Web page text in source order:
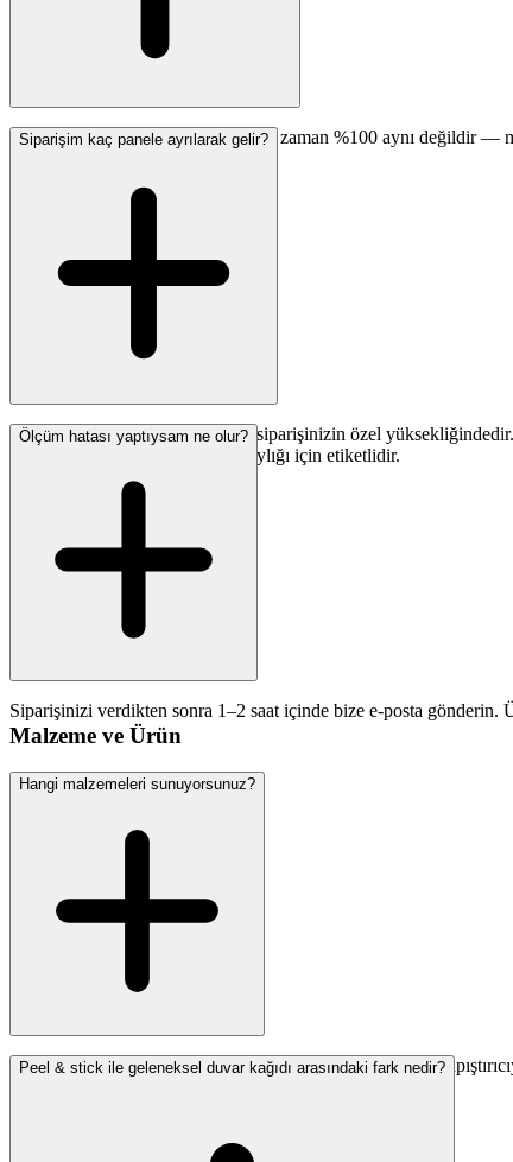
Renk ekranda çok yakın ama hiçbir zaman %100 aynı değildir —
Siparişim kaç panele ayrılarak gelir?
Her panel 50 cm genişliğinde ve siparişinizin özel yüksekliğindedir.
gösterilir, her panel kurulum kolaylığı için etiketlidir.
Ölçüm hatası yaptıysam ne olur?
Siparişinizi verdikten sonra 1–2 saat içinde bize e-posta gönderin.
Malzeme ve Ürün
Hangi malzemeleri sunuyorsunuz?
Üç seçenek sunuyoruz: Non-Woven Classic (en popüler,
Peel & stick ile geleneksel duvar kağıdı arasındaki fark nedir?